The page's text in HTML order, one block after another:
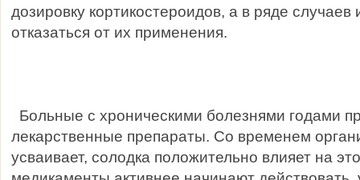
дозировку кортикостероидов, а в ряде случаев
отказаться от их применения.
Больные с хроническими болезнями годами
лекарственные препараты. Со временем
усваивает, солодка положительно влияет на